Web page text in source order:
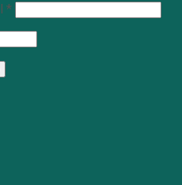
*